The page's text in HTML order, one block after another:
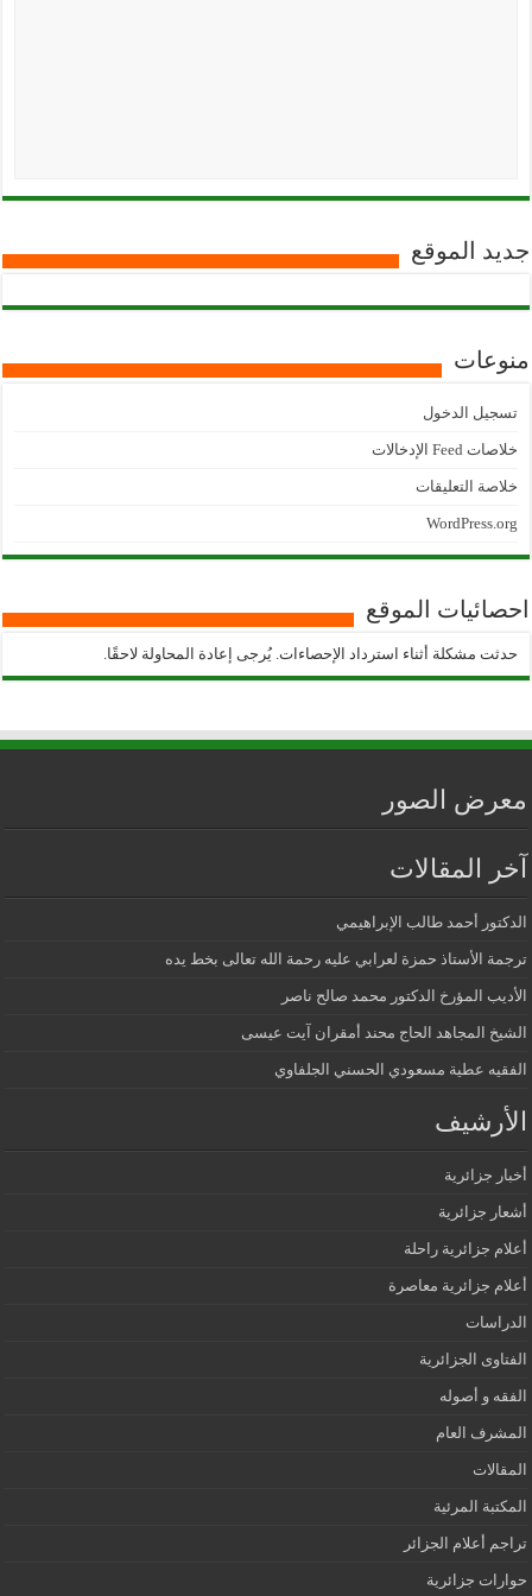
جديد الموقع
منوعات
تسجيل الدخول
خلاصات Feed الإدخالات
خلاصة التعليقات
WordPress.org
احصائيات الموقع
حدثت مشكلة أثناء استرداد الإحصاءات. يُرجى إعادة المحاولة لاحقًا.
معرض الصور
آخر المقالات
الدكتور أحمد طالب الإبراهيمي
ترجمة الأستاذ حمزة لعرابي عليه رحمة الله تعالى بخط يده
الأديب المؤرخ الدكتور محمد صالح ناصر
الشيخ المجاهد الحاج محند أمقران آيت عيسى
الفقيه عطية مسعودي الحسني الجلفاوي
الأرشيف
أخبار جزائرية
أشعار جزائرية
أعلام جزائرية راحلة
أعلام جزائرية معاصرة
الدراسات
الفتاوى الجزائرية
الفقه و أصوله
المشرف العام
المقالات
المكتبة المرئية
تراجم أعلام الجزائر
حوارات جزائرية